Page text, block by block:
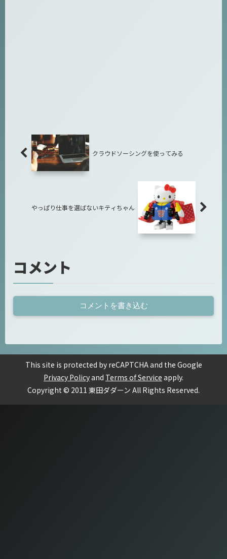
クラウドソーシングを使ってみる
やっぱり仕事を選ばないキティちゃん
コメント
コメントを書き込む
This site is protected by reCAPTCHA and the Google
Privacy Policyand Terms of Service apply.
Copyright © 2011 東田ダダーン All Rights Reserved.